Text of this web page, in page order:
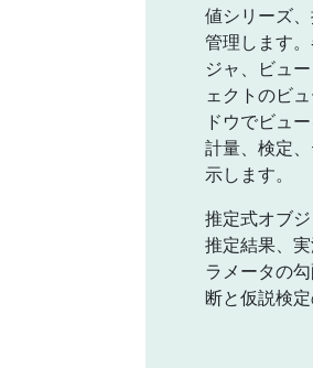
値シリーズ
管理します
ジャ、ビュ
ェクトのビ
ドウでビュ
計量、検定
示します。
推定式オブ
推定結果、
ラメータの
断と仮説検定